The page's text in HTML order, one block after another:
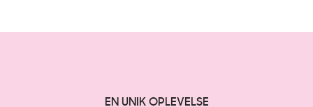
EN UNIK OPLEVELSE